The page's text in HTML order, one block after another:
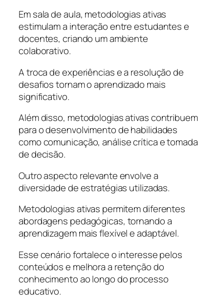
Em sala de aula, metodologias ativas
estimulam a interação entre estudantes e
docentes, criando um ambiente
colaborativo.
A troca de experiências e a resolução de
desafios tornam o aprendizado mais
significativo.
Além disso, metodologias ativas contribuem
para o desenvolvimento de habilidades
como comunicação, análise crítica e tomada
de decisão.
Outro aspecto relevante envolve a
diversidade de estratégias utilizadas.
Metodologias ativas permitem diferentes
abordagens pedagógicas, tornando a
aprendizagem mais flexível e adaptável.
Esse cenário fortalece o interesse pelos
conteúdos e melhora a retenção do
conhecimento ao longo do processo
educativo.